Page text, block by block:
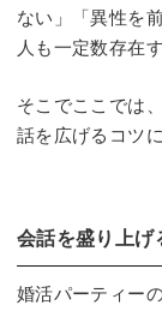
ない」「異性を
人も一定数存在
そこでここでは
話を広げるコツ
会話を盛り上げ
婚活パーティー